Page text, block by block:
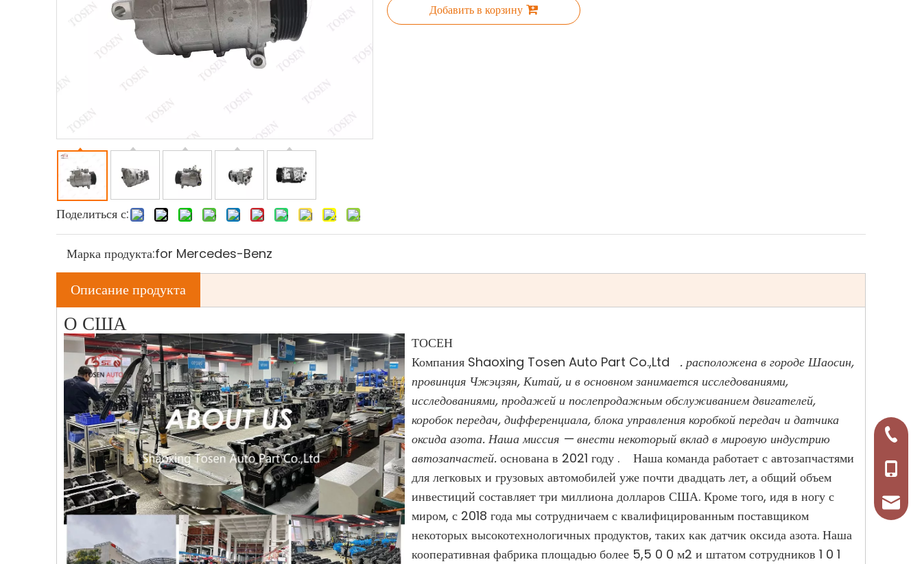
Поделиться с:
Добавить в корзину
Марка продукта:for Mercedes-Benz
Описание продукта
О США
ТОСЕН
Компания Shaoxing Tosen Auto Part Co.,Ltd . расположена в городе Шаосин,
провинция Чжэцзян, Китай, и в основном занимается исследованиями,
исследованиями, продажей и послепродажным обслуживанием двигателей,
коробок передач, дифференциала, блока управления коробкой передач и датчика
оксида азота. Наша миссия — внести некоторый вклад в мировую индустрию
автозапчастей. основана в 2021 году . Наша команда работает с автозапчастями
для легковых и грузовых автомобилей уже почти двадцать лет, а общий объем
инвестиций составляет три миллиона долларов США. Кроме того, идя в ногу с
миром, с 2018 года мы сотрудничаем с квалифицированным поставщиком
некоторых высокотехнологичных продуктов, таких как датчик оксида азота. Наша
кооперативная фабрика площадью более 5,5 0 0 м2 и штатом сотрудников 1 0 1
+86-